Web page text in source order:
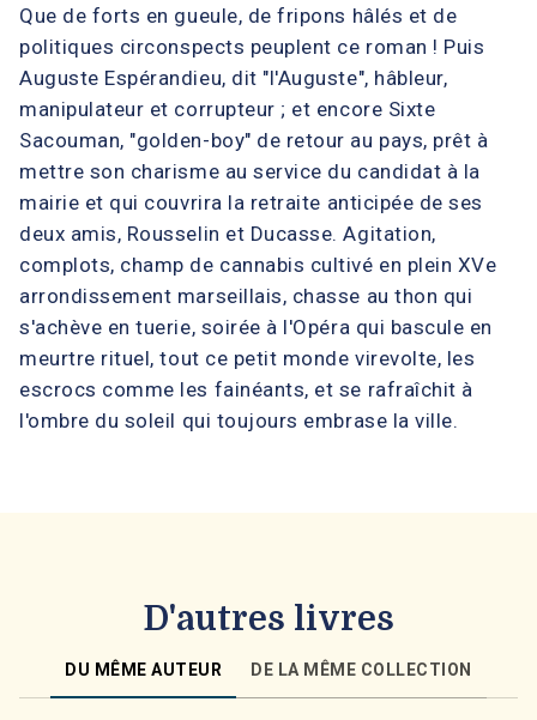
Que de forts en gueule, de fripons hâlés et de
politiques circonspects peuplent ce roman ! Puis
Auguste Espérandieu, dit "l'Auguste", hâbleur,
manipulateur et corrupteur ; et encore Sixte
Sacouman, "golden-boy" de retour au pays, prêt à
mettre son charisme au service du candidat à la
mairie et qui couvrira la retraite anticipée de ses
deux amis, Rousselin et Ducasse. Agitation,
complots, champ de cannabis cultivé en plein XVe
arrondissement marseillais, chasse au thon qui
s'achève en tuerie, soirée à l'Opéra qui bascule en
meurtre rituel, tout ce petit monde virevolte, les
escrocs comme les fainéants, et se rafraîchit à
l'ombre du soleil qui toujours embrase la ville.
D'autres livres
DU MÊME AUTEUR DE LA MÊME COLLECTION